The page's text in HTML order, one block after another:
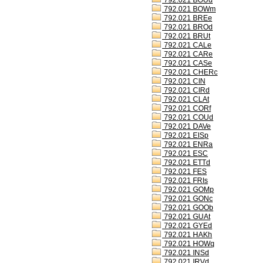
792.021 BOWm
792.021 BREe
792.021 BROd
792.021 BRUt
792.021 CALe
792.021 CARe
792.021 CASe
792.021 CHERc
792.021 CIN
792.021 CIRd
792.021 CLAt
792.021 CORf
792.021 COUd
792.021 DAVe
792.021 EISp
792.021 ENRa
792.021 ESC
792.021 ETTd
792.021 FES
792.021 FRIs
792.021 GOMp
792.021 GONc
792.021 GOOb
792.021 GUAt
792.021 GYEd
792.021 HAKh
792.021 HOWq
792.021 INSd